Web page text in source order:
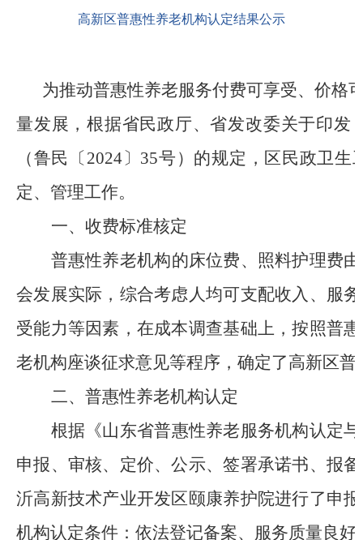
高新区普惠性养老机构认定结果公示
为推动普惠性养老服务付费可享受、价格
量发展，根据省民政厅、省发改委关于印发
（鲁民〔2024〕35号）的规定，区民政卫
定、管理工作。
一、收费标准核定
普惠性养老机构的床位费、照料护理费
会发展实际，综合考虑人均可支配收入、服
受能力等因素，在成本调查基础上，按照普
老机构座谈征求意见等程序，确定了高新区
二、普惠性养老机构认定
根据《山东省普惠性养老服务机构认定
申报、审核、定价、公示、签署承诺书、报
沂高新技术产业开发区颐康养护院进行了申
机构认定条件：依法登记备案、服务质量良